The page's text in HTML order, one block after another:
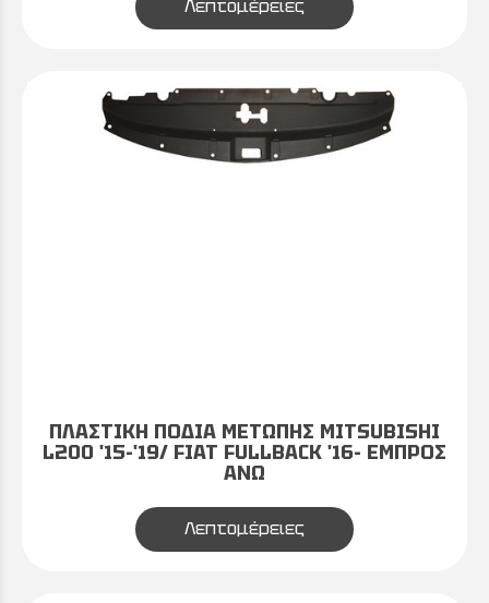
Λεπτομέρειες
ΠΛΑΣΤΙΚΗ ΠΟΔΙΑ ΜΕΤΩΠΗΣ MITSUBISHI
L200 '15-'19/ FIAT FULLBACK '16- ΕΜΠΡΟΣ
ΑΝΩ
Λεπτομέρειες